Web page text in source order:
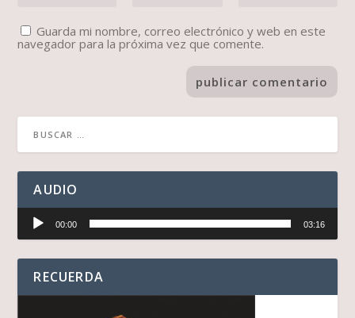
Guarda mi nombre, correo electrónico y web en este
navegador para la próxima vez que comente.
AUDIO
Reproductor
audio
00:00 03:16
RECUERDA